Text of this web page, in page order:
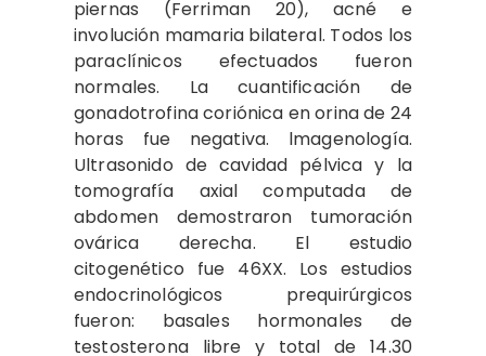
piernas (Ferriman 20), acné e
involución mamaria bila­teral. Todos los
paraclínicos efec­tuados fueron
normales. La cuanti­ficación de
gonadotrofina coriónica en orina de 24
horas fue negativa. lmagenología.
Ultrasonido de cavidad pélvica y la
tomografía axial computada de
abdomen demostraron tumoración
ovárica derecha. El estudio
citogenético fue 46XX. Los estudios
endocrinológicos prequirúrgicos
fueron: ba­sales hormonales de
testosterona libre y total de 14.30